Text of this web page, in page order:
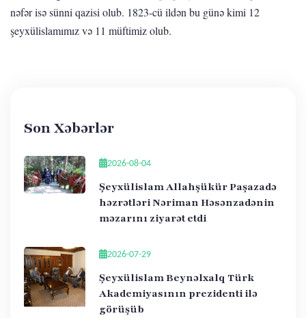
nəfər isə sünni qazisi olub. 1823-cü ildən bu günə kimi 12
şeyxülislamımız və 11 müftimiz olub.
Son Xəbərlər
2026-08-04
Şeyxülislam Allahşükür Paşazadə
həzrətləri Nəriman Həsənzadənin
məzarını ziyarət etdi
2026-07-29
Şeyxülislam Beynəlxalq Türk
Akademiyasının prezidenti ilə
görüşüb